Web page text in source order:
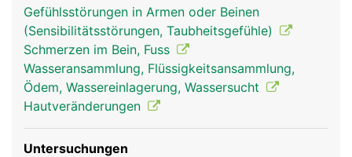
Gefühlsstörungen in Armen oder Beinen
(Sensibilitätsstörungen, Taubheitsgefühle)
Schmerzen im Bein, Fuss
Wasseransammlung, Flüssigkeitsansammlung,
Ödem, Wassereinlagerung, Wassersucht
Hautveränderungen
Untersuchungen